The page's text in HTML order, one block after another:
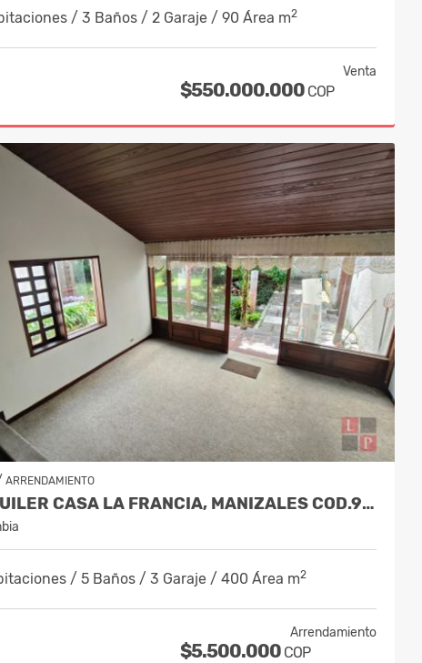
/ 3 Baños / 2 Garaje / 90 Área m2
Venta
$550.000.000 COP
ARRENDAMIENTO
ALQUILER CASA LA FRANCIA, MANIZALES COD.9886230
/ 5 Baños / 3 Garaje / 400 Área m2
Arrendamiento
$5.500.000 COP